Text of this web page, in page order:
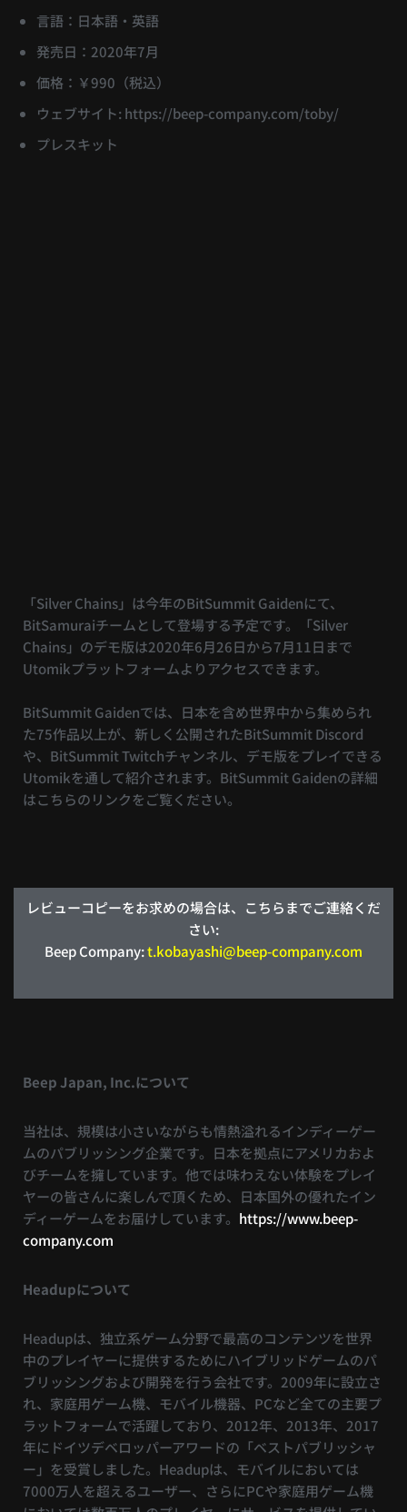
言語：日本語・英語
発売日：2020年7月
価格：￥990（税込）
ウェブサイト: https://beep-company.com/toby/
プレスキット
「Silver Chains」は今年のBitSummit Gaidenにて、
BitSamuraiチームとして登場する予定です。「Silver
Chains」のデモ版は2020年6月26日から7月11日まで
Utomikプラットフォームよりアクセスできます。
BitSummit Gaidenでは、日本を含め世界中から集められ
た75作品以上が、新しく公開されたBitSummit Discord
や、BitSummit Twitchチャンネル、デモ版をプレイできる
Utomikを通して紹介されます。BitSummit Gaidenの詳細
はこちらのリンクをご覧ください。
レビューコピーをお求めの場合は、こちらまでご連絡くだ
さい:
Beep Company:t.kobayashi@beep-company.com
Beep Japan, Inc.について
当社は、規模は小さいながらも情熱溢れるインディーゲー
ムのパブリッシング企業です。日本を拠点にアメリカおよ
びチームを擁しています。他では味わえない体験をプレイ
ヤーの皆さんに楽しんで頂くため、日本国外の優れたイン
ディーゲームをお届けしています。 https://www.beep-
company.com
Headupについて
Headupは、独立系ゲーム分野で最高のコンテンツを世界
中のプレイヤーに提供するためにハイブリッドゲームのパ
ブリッシングおよび開発を行う会社です。2009年に設立さ
れ、家庭用ゲーム機、モバイル機器、PCなど全ての主要プ
ラットフォームで活躍しており、2012年、2013年、2017
年にドイツデベロッパーアワードの「ベストパブリッシャ
ー」を受賞しました。Headupは、モバイルにおいては
7000万人を超えるユーザー、さらにPCや家庭用ゲーム機